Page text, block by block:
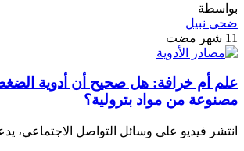
بواسطة
ضحى نبيل
11 شهر مضت
علم أم خرافة: هل صحيح أن أدوية
مصنوعة من مواد بترولية؟
انتشر فيديو على وسائل التواصل الاجتماعي،